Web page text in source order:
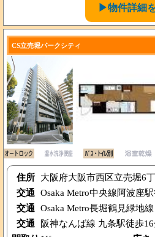
▶物件詳細
CS立売堀パークシティ
住所
大阪府大阪市西区立売堀6
交通 Osaka Metro中央線阿波座
交通 Osaka Metro長堀鶴見緑地
交通
阪神なんば線 九条駅徒歩